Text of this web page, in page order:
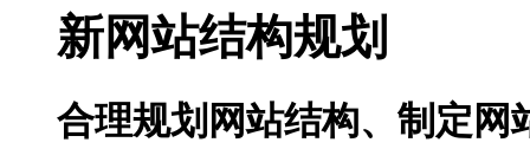
新网站结构规划
合理规划网站结构、制定网